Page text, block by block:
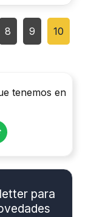
8 9 10
tenemos en
para